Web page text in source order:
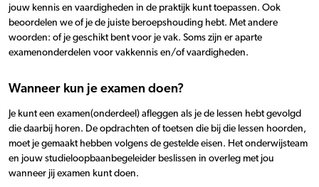
jouw kennis en vaardigheden in de praktijk kunt toepassen. Ook
beoordelen we of je de juiste beroepshouding hebt. Met andere
woorden: of je geschikt bent voor je vak. Soms zijn er aparte
examenonderdelen voor vakkennis en/of vaardigheden.
Wanneer kun je examen doen?
Je kunt een examen(onderdeel) afleggen als je de lessen hebt gevolgd
die daarbij horen. De opdrachten of toetsen die bij die lessen hoorden,
moet je gemaakt hebben volgens de gestelde eisen. Het onderwijsteam
en jouw studieloopbaanbegeleider beslissen in overleg met jou
wanneer jij examen kunt doen.